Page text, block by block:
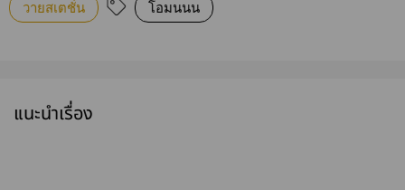
วายสเตชั่น โอมนนน
แนะนำเรื่อง